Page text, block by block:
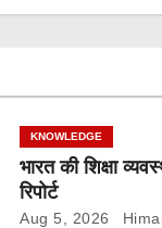
KNOWLEDGE
भारत की शिक्षा
रिपोर्ट
Aug 5, 2026